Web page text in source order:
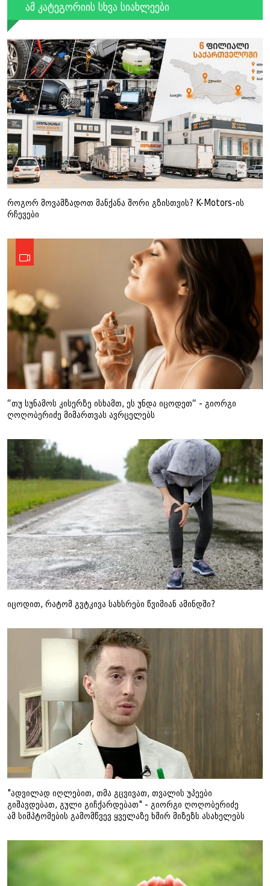
ამ კატეგორიის სხვა სიახლეები
როგორ მოვამზადოთ მანქანა შორი გზისთვის? K-Motors-ის
რჩევები
“თუ სუნამოს კისერზე ისხამთ, ეს უნდა იცოდეთ“ - გიორგი
ღოღობერიძე მიმართვას ავრცელებს
იცოდით, რატომ გვტკივა სახსრები წვიმიან ამინდში?
"ადვილად იღლებით, თმა გცვივათ, თვალის უპეები
გიშავდებათ, გული გიჩქარდებათ" - გიორგი ღოღობერიძე
ამ სიმპტომების გამომწვევ ყველაზე ხშირ მიზეზს ასახელებს